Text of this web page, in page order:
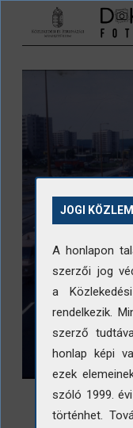
Ugrás a tartalomra
JOGI
A honlapon
szerzői jog
a
rendelkezik.
szerző
honlap képi
ezek
szóló 1999.
történhet.